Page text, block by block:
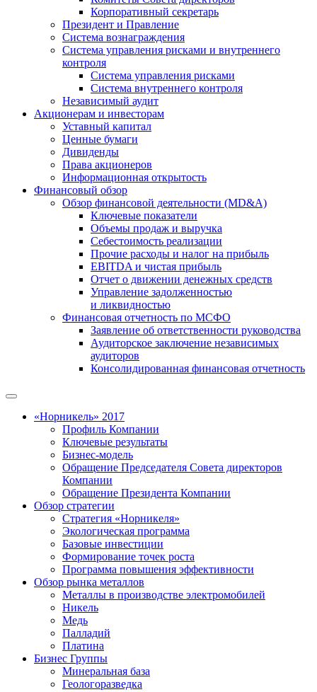
Корпоративный секретарь
Президент и Правление
Система вознаграждения
Система управления рисками и внутреннего
контроля
Система управления рисками
Система внутреннего контроля
Независимый аудит
Акционерам и инвесторам
Уставный капитал
Ценные бумаги
Дивиденды
Права акционеров
Информационная открытость
Финансовый обзор
Обзор финансовой деятельности (MD&A)
Ключевые показатели
Объемы продаж и выручка
Себестоимость реализации
Прочие расходы и налог на прибыль
EBITDA и чистая прибыль
Отчет о движении денежных средств
Управление задолженностью
и ликвидностью
Финансовая отчетность по МСФО
Заявление об ответственности руководства
Аудиторское заключение независимых
аудиторов
Консолидированная финансовая отчетность
«Норникель» 2017
Профиль Компании
Ключевые результаты
Бизнес-модель
Обращение Председателя Совета директоров
Компании
Обращение Президента Компании
Обзор стратегии
Стратегия «Норникеля»
Экологическая программа
Базовые инвестиции
Формирование точек роста
Программа повышения эффективности
Обзор рынка металлов
Металлы в производстве электромобилей
Никель
Медь
Палладий
Платина
Бизнес Группы
Минеральная база
Геологоразведка